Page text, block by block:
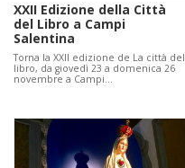
XXII Edizione della Città
del Libro a Campi
Salentina
Torna la XXII edizione de La città del
libro, da giovedì 23 a domenica 26
novembre a Campi…